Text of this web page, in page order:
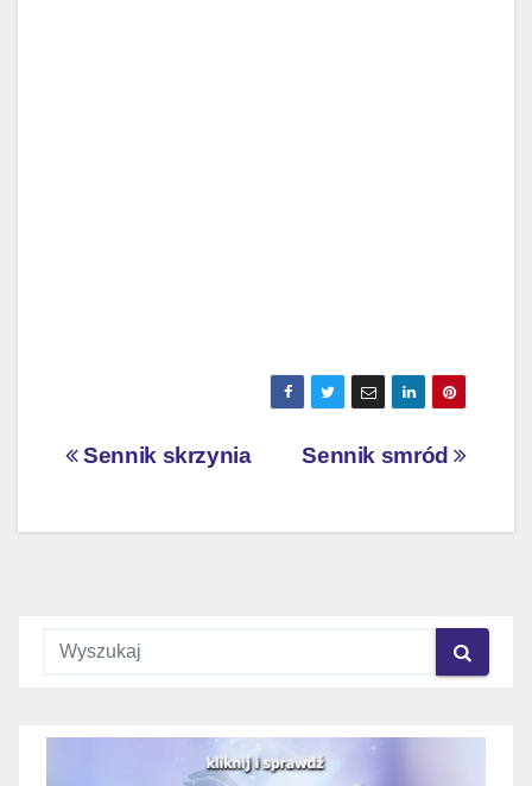
Nawigacja
Sennik smród
Sennik skrzynia